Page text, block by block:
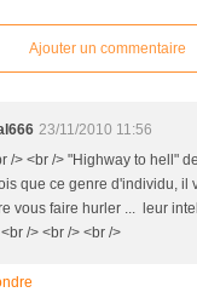
Ajouter un commentaire
23/11/2010 11:56
/> <br /> "Highway to hell"
que ce genre d'individu, il
vous faire hurler ... leur
/> <br /> <br />